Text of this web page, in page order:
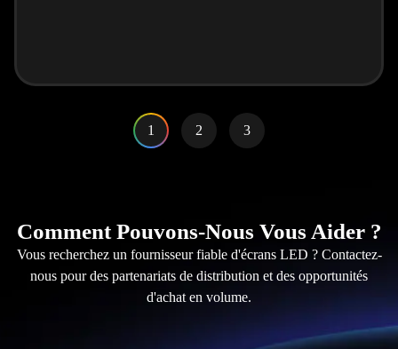
1 2 3
Comment Pouvons-Nous Vous Aider ?
Vous recherchez un fournisseur fiable d'écrans LED ? Contactez-
nous pour des partenariats de distribution et des opportunités
d'achat en volume.